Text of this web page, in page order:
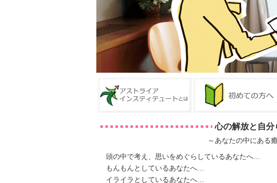
心の解放と自
～あなたの中にある
頭の中で考え、思いをめぐらしているあなたへ…
もんもんとしているあなたへ…
イライラとしているあなたへ…